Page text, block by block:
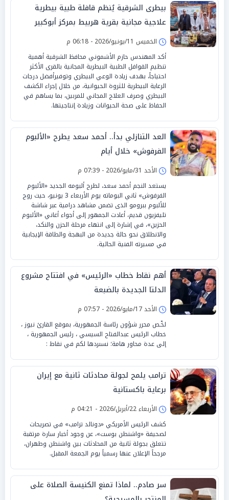
بيطرى الشرقية يُنظم قافلة طبية بيطرية
علاجية مجانية بقرية هربيط بمركز أبوكبير
الخميس 11/يونيو/2026 - 06:18 م
أكد المهندس حازم الأشموني محافظ الشرقية أهمية
تنظيم القوافل الطبية البيطرية المجانية بالقرى الأكثر
احتياجاً، بهدف زيادة الوعي البيطري وتوفيرأفضل درجات
الرعاية البيطرية للثروة الحيوانية، من خلال إجراء الكشف
البيطري وصرف العلاج المجاني للمربين، بما يساهم في
الحفاظ على صحة الحيوانات وزيادة إنتاجيتها.
العد التنازلي بدأ.. أحمد سعد يطرح «الألبوم
الفرفوش» خلال أيام
الأحد 31/مايو/2026 - 07:39 م
يستعد النجم أحمد سعد، لطرح ألبومه الجديد «الألبوم
الفرفوش» ثاني البوماته يوم الأربعاء 3 يونيو، حيث روج
للألبوم ببرومو الذى تضمن مشاهد درامية عبر شاشة
تليفزيون قديم، أعادت الجمهور إلى أجواء أغاني «الألبوم
الحزين»، في إشارة إلى انتهاء مرحلة الحزن والنكد،
والانطلاق نحو حالة جديدة من البهجة والطاقة الإيجابية
في مسيرته الفنية الحالية.
أهم نقاط خطاب «الرئيس» في افتتاح مشروع
الدلتا الجديدة بالضبعة
الأحد 17/مايو/2026 - 07:57 م
لخّـص محرر شؤون رئاسة الجمهورية، بموقع القارئ نيوز ،
خطاب الرئيس عبدالفتاح السيسي ، رئيس الجمهورية ،
إلى عدة محاور هامة؛ نسىردها لكم في نقاط :
ترامب يلمح لجولة محادثات ثانية مع إيران
برعاية باكستانية
الأربعاء 22/أبريل/2026 - 04:21 م
كشف الرئيس الأمريكي «دونالد ترامب» في تصريحات
لصحيفة «واشنطن بوست»، عن وجود أخبار سارة مرتقبة
تتعلق بجولة ثانية من المحادثات بين واشنطن وطهران،
مرجحاً الإعلان عنها رسمياً يوم الجمعة المقبل.
سر صادم.. لماذا تمنع الكنيسة الصلاة على